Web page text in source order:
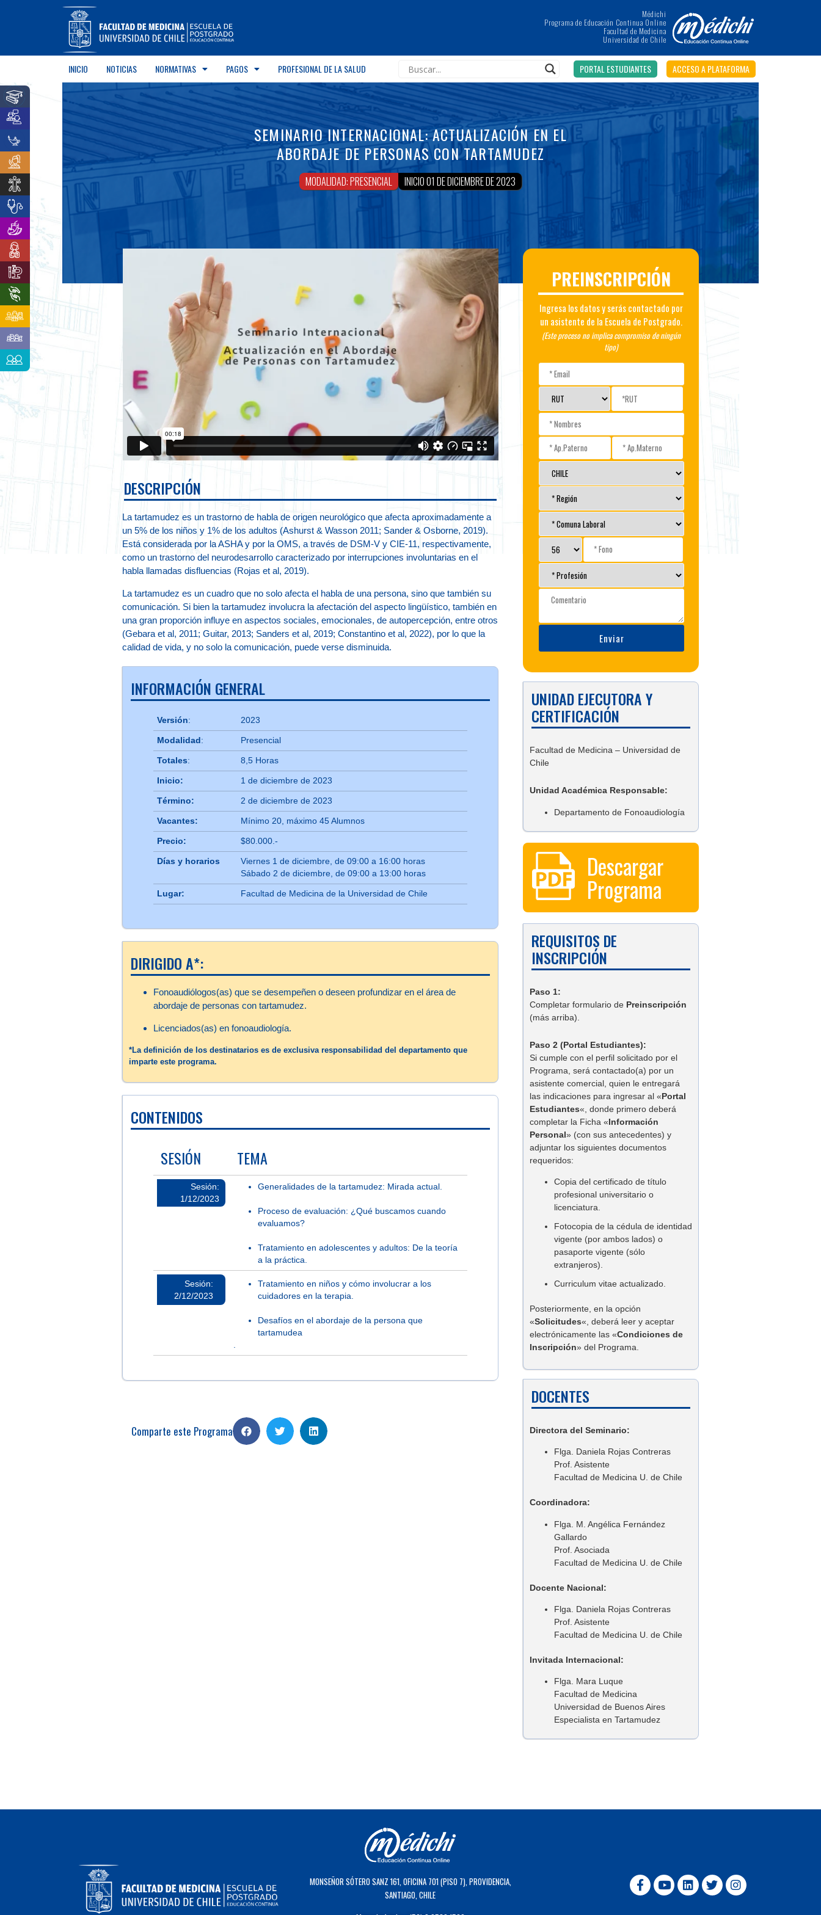
Médichi
Programa de Educación Continua Online
Facultad de Medicina
Universidad de Chile
INICIO NOTICIAS NORMATIVAS PAGOS PROFESIONAL DE LA SALUD PORTAL ESTUDIANTES ACCESO A PLATAFORMA
SEMINARIO INTERNACIONAL: ACTUALIZACIÓN EN EL
ABORDAJE DE PERSONAS CON TARTAMUDEZ
MODALIDAD: PRESENCIAL INICIO 01 DE DICIEMBRE DE 2023
DESCRIPCIÓN
La tartamudez es un trastorno de habla de origen neurológico que afecta aproximadamente a
un 5% de los niños y 1% de los adultos (Ashurst & Wasson 2011; Sander & Osborne, 2019).
Está considerada por la ASHA y por la OMS, a través de DSM-V y CIE-11, respectivamente,
como un trastorno del neurodesarrollo caracterizado por interrupciones involuntarias en el
habla llamadas disfluencias (Rojas et al, 2019).
La tartamudez es un cuadro que no solo afecta el habla de una persona, sino que también su
comunicación. Si bien la tartamudez involucra la afectación del aspecto lingüístico, también en
una gran proporción influye en aspectos sociales, emocionales, de autopercepción, entre otros
(Gebara et al, 2011; Guitar, 2013; Sanders et al, 2019; Constantino et al, 2022), por lo que la
calidad de vida, y no solo la comunicación, puede verse disminuida.
INFORMACIÓN GENERAL
Versión: 2023
Modalidad: Presencial
Totales: 8,5 Horas
Inicio: 1 de diciembre de 2023
Término: 2 de diciembre de 2023
Vacantes: Mínimo 20, máximo 45 Alumnos
Precio: $80.000.-
Días y horarios
Viernes 1 de diciembre, de 09:00 a 16:00 horas
Sábado 2 de diciembre, de 09:00 a 13:00 horas
Lugar: Facultad de Medicina de la Universidad de Chile
DIRIGIDO A*:
Fonoaudiólogos(as) que se desempeñen o deseen profundizar en el área de
abordaje de personas con tartamudez.
Licenciados(as) en fonoaudiología.
*La definición de los destinatarios es de exclusiva responsabilidad del departamento que
imparte este programa.
CONTENIDOS
SESIÓN
TEMA
Sesión:
1/12/2023
Generalidades de la tartamudez: Mirada actual.
Proceso de evaluación: ¿Qué buscamos cuando
evaluamos?
Tratamiento en adolescentes y adultos: De la teoría
a la práctica.
Sesión:
2/12/2023
Tratamiento en niños y cómo involucrar a los
cuidadores en la terapia.
Desafíos en el abordaje de la persona que
tartamudea
.
Comparte este Programa
PREINSCRIPCIÓN
Ingresa los datos y serás contactado por
un asistente de la Escuela de Postgrado.
(Este proceso no implica compromiso de ningún
tipo)
UNIDAD EJECUTORA Y
CERTIFICACIÓN
Facultad de Medicina – Universidad de
Chile
Unidad Académica Responsable:
Departamento de Fonoaudiología
Descargar
Programa
REQUISITOS DE
INSCRIPCIÓN
Paso 1:
Completar formulario de Preinscripción
(más arriba).
Paso 2 (Portal Estudiantes):
Si cumple con el perfil solicitado por el
Programa, será contactado(a) por un
asistente comercial, quien le entregará
las indicaciones para ingresar al «Portal
Estudiantes«, donde primero deberá
completar la Ficha «Información
Personal» (con sus antecedentes) y
adjuntar los siguientes documentos
requeridos:
Copia del certificado de título
profesional universitario o
licenciatura.
Fotocopia de la cédula de identidad
vigente (por ambos lados) o
pasaporte vigente (sólo
extranjeros).
Curriculum vitae actualizado.
Posteriormente, en la opción
«Solicitudes«, deberá leer y aceptar
electrónicamente las «Condiciones de
Inscripción» del Programa.
DOCENTES
Directora del Seminario:
Flga. Daniela Rojas Contreras
Prof. Asistente
Facultad de Medicina U. de Chile
Coordinadora:
Flga. M. Angélica Fernández
Gallardo
Prof. Asociada
Facultad de Medicina U. de Chile
Docente Nacional:
Flga. Daniela Rojas Contreras
Prof. Asistente
Facultad de Medicina U. de Chile
Invitada Internacional:
Flga. Mara Luque
Facultad de Medicina
Universidad de Buenos Aires
Especialista en Tartamudez
MONSEÑOR SÓTERO SANZ 161, OFICINA 701 (PISO 7), PROVIDENCIA,
SANTIAGO, CHILE